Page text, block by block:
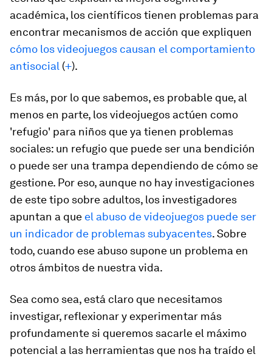
académica, los científicos tienen problemas para
encontrar mecanismos de acción que expliquen
cómo los videojuegos causan el comportamiento
antisocial (+).
Es más, por lo que sabemos, es probable que, al
menos en parte, los videojuegos actúen como
'refugio' para niños que ya tienen problemas
sociales: un refugio que puede ser una bendición
o puede ser una trampa dependiendo de cómo se
gestione. Por eso, aunque no hay investigaciones
de este tipo sobre adultos, los investigadores
apuntan a que el abuso de videojuegos puede ser
un indicador de problemas subyacentes. Sobre
todo, cuando ese abuso supone un problema en
otros ámbitos de nuestra vida.
Sea como sea, está claro que necesitamos
investigar, reflexionar y experimentar más
profundamente si queremos sacarle el máximo
potencial a las herramientas que nos ha traído el